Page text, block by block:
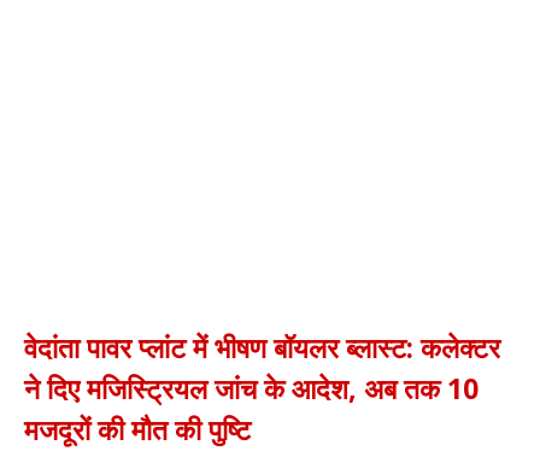
वेदांता पावर प्लांट में भीषण बॉयलर ब्लास्ट: कलेक्टर
ने दिए मजिस्ट्रियल जांच के आदेश, अब तक 10
मजदूरों की मौत की पुष्टि